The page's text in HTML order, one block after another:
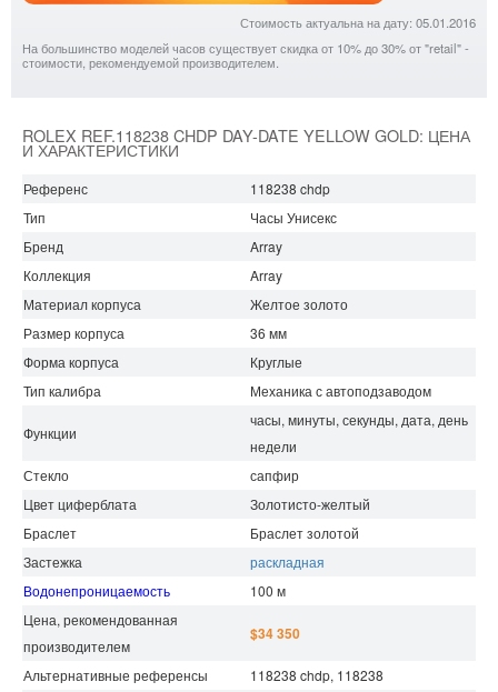
Стоимость актуальна на дату: 05.01.2016
На большинство моделей часов существует скидка от 10% до 30% от "retail" -
стоимости, рекомендуемой производителем.
ROLEX REF.118238 CHDP DAY-DATE YELLOW GOLD: ЦЕНА
И ХАРАКТЕРИСТИКИ
Референс
118238 chdp
Тип
Часы Унисекс
Бренд
Array
Коллекция
Array
Материал корпуса
Желтое золото
Размер корпуса
36 мм
Форма корпуса
Круглые
Тип калибра
Механика с автоподзаводом
Функции
часы, минуты, секунды, дата, день
недели
Стекло
сапфир
Цвет циферблата
Золотисто-желтый
Браслет
Браслет золотой
Застежка
раскладная
Водонепроницаемость
100 м
Цена, рекомендованная
производителем
$34 350
Альтернативные референсы
118238 chdp, 118238